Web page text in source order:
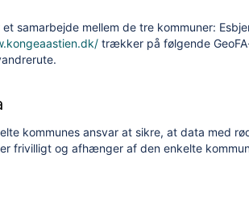
et samarbejde mellem de tre kommuner:
trækker på følgende
kommunes ansvar at sikre, at data med
frivilligt og afhænger af den enkelte